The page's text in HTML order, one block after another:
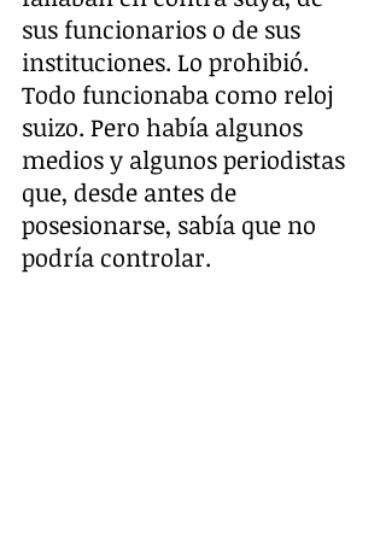
sus funcionarios o de sus
instituciones. Lo prohibió.
Todo funcionaba como reloj
suizo. Pero había algunos
medios y algunos periodistas
que, desde antes de
posesionarse, sabía que no
podría controlar.